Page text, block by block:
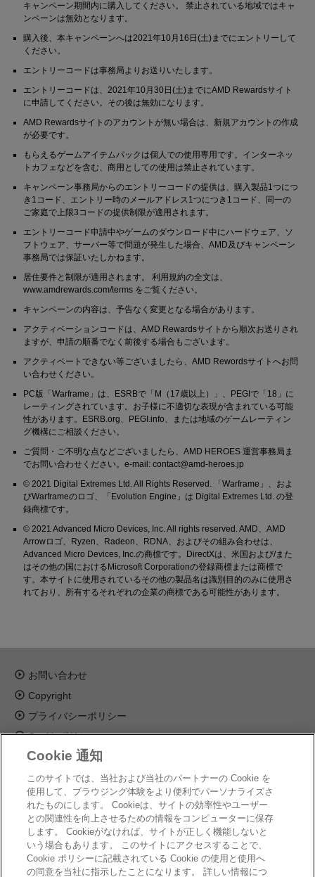
キャンペーン期間内に購入してください。 禁止されている地域ではキャ
ンペーンは無効となります。
購入後、本キャンペーンへは2021年10月16日(土)までにエントリーして
ください。
エントリーコードは事務局よりお送りいたします。
エントリーコードは、2021年10月30日(土)までにAMD Rewardsサイト
に申請してください。その後は無効になります。
AMD Rewardsサイトのアカウントが無い場合は、新規アカウントの作成
が必要です。
もらえるゲームアイテムパックは個人での使用専用です。インターネッ
トカフェなどを含む、商用としての使用は禁止されています。
キャンペーン事務局からのエントリーコードの提供は、購入製品1つにつ
き1コード、エントリー時のメールアドレス1つにつき1コード、同一の
ご家庭で上限3コードの提供制限が適用されます。
エントリーコード申請中やゲームのダウンロード中にハードウェア、ソ
フトウェア、サーバー等で問題が発生した場合、AMD及びキャンペーン
事務局では保証いたしかねます。
居住要件と制限が適用されます。 利用規約の全文は、
www.amdrewards.com/terms をご覧ください。
キャンペーンの内容は、予告なく変更となる場合があります。
アクティベーションコードは、AMD Rewardsサイトから順次お送りされ
ますが、申請の順番でなく前後する場合もございます。
アクティベートできない等ございましたら、AMD Rewordsサイトへお問
い合わせください。
PC版「Warframe」は、ESRBで「M（17歳以上）」、PEGIで「18」に
レーティングされています。お子様に不適切な表現が含まれている可能
性があります。ESRB.org、PEGI.info、または地域のゲームレーティン
グ機構にご相談ください。
ご質問・ご不明な点などございましたら、AMD HEROES 運営事務局ま
でお問い合わせください。e-mail: contact@amd-heroes.jp
© 2021 Digital Extremes Ltd. All Rights Reserved. 「Warframe」、およ
びWarframeのロゴ、「Evolution Engine」は Digital Extremes Ltd. の登
録商標です。
© 2021 Advanced Micro Devices, Inc. All rights reserved. AMD、AMD
Arrowロゴ、Ryzen、Radeon、RDNA、およびその組み合わせは、
Advanced Micro Devices, Inc.の商標です。DirectXは、米国および/また
はその他の国におけるMicrosoft Corporationの登録商標または商標で
す。本サイトに使用されているその他の製品名は識別目的のみに使用さ
れており、所有するそれぞれの企業の商標である可能性があります。
2026 Advanced Micro Devices, Inc
お問い合わせ
Copyright
プライバシーポリシー
Cookieポリシー
商標について
法人向けサイトへ
Cookie の設定
Cookie 通知
このサイトでは、当社および当社のパートナーの Cookie を
使用して、ブラウジング体験をより便利でパーソナライズさ
れたものにします。 Cookieは、サイトの効率性やユーザー
との関連性を向上させるための情報をコンピューターに保存
します。 Cookieがなければ、サイトが正しく機能しないと
いう場合もあります。 このサイトにアクセスすることで、
Cookie ポリシーに記載されている Cookie の使用と使用へ
の同意を当社に指示したことになります。 詳しい情報につ